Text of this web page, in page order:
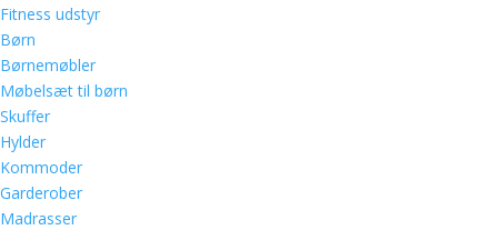
Fitness udstyr
Børn
Børnemøbler
Møbelsæt til børn
Skuffer
Hylder
Kommoder
Garderober
Madrasser